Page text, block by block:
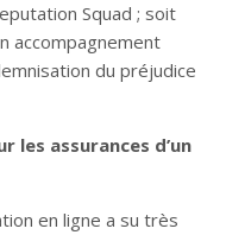
Squad ; soit
accompagnement
du préjudice
les assurances d’un
en ligne a su très